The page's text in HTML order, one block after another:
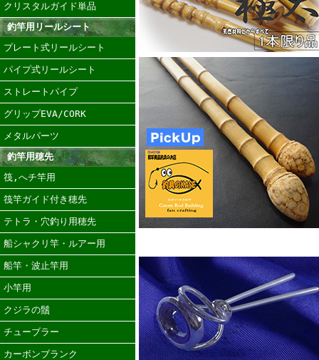
クリスタルガイド単品
釣竿用リールシート
プレート式リールシート
パイプ式リールシート
ストレートパイプ
グリップEVA/CORK
メタルパーツ
釣竿用穂先
筏,へチ竿用
筏竿ガイド付き穂先
テトラ・穴釣り用穂先
船シャクリ竿・ルアー用
船竿・波止竿用
小竿用
クジラの鬚
チューブラー
カーボンブランク